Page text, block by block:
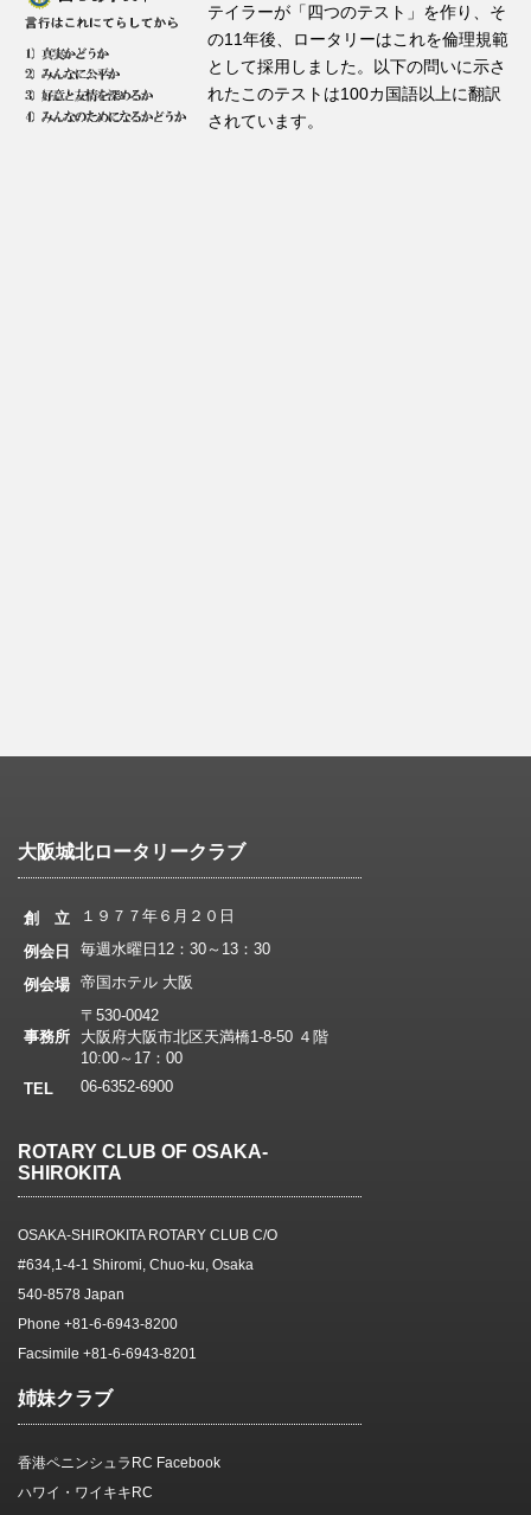
テイラーが「四つのテスト」を作り、そ
の11年後、ロータリーはこれを倫理規範
として採用しました。以下の問いに示さ
れたこのテストは100カ国語以上に翻訳
されています。
大阪城北ロータリークラブ
創 立
１９７７年６月２０日
例会日
毎週水曜日12：30～13：30
例会場 帝国ホテル 大阪
事務所
〒530-0042
大阪府大阪市北区天満橋1-8-50 ４階
10:00～17：00
TEL
06-6352-6900
ROTARY CLUB OF OSAKA-
SHIROKITA
OSAKA-SHIROKITA ROTARY CLUB C/O
#634,1-4-1 Shiromi, Chuo-ku, Osaka
540-8578 Japan
Phone +81-6-6943-8200
Facsimile +81-6-6943-8201
姉妹クラブ
香港ペニンシュラRC Facebook
ハワイ・ワイキキRC